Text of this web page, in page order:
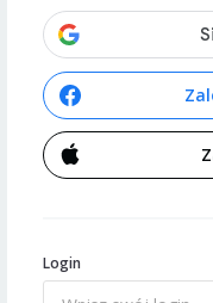
Login